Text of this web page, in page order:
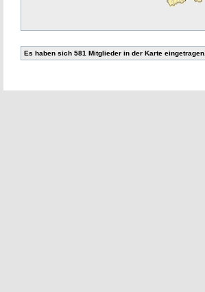
Es haben sich 581 Mitglieder in der Karte eingetragen.